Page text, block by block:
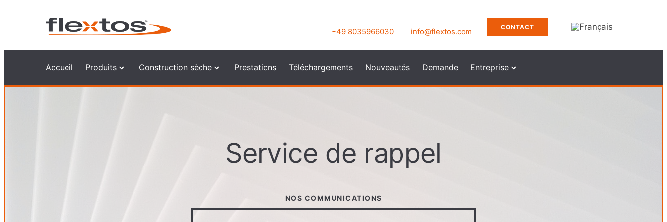
+49 8035966030 info@flextos.com CONTACT
Accueil Produits Construction sèche Prestations Téléchargements Nouveautés Demande Entreprise
Service de rappel
NOS COMMUNICATIONS